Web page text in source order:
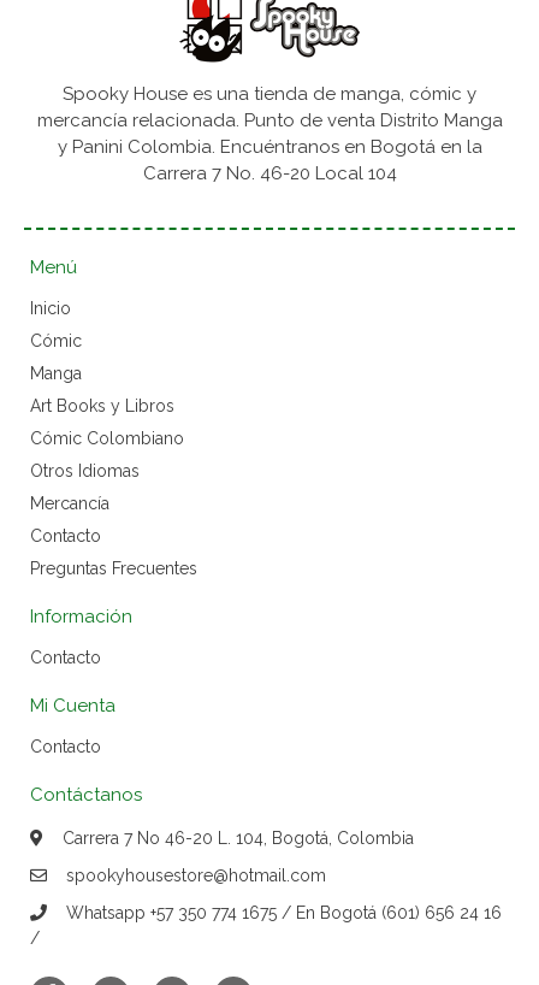
Spooky House es una tienda de manga, cómic y
mercancía relacionada. Punto de venta Distrito Manga
y Panini Colombia. Encuéntranos en Bogotá en la
Carrera 7 No. 46-20 Local 104
Menú
Inicio
Cómic
Manga
Art Books y Libros
Cómic Colombiano
Otros Idiomas
Mercancía
Contacto
Preguntas Frecuentes
Información
Contacto
Mi Cuenta
Contacto
Contáctanos
Carrera 7 No 46-20 L. 104, Bogotá, Colombia
spookyhousestore@hotmail.com
Whatsapp +57 350 774 1675 / En Bogotá (601) 656 24 16
/